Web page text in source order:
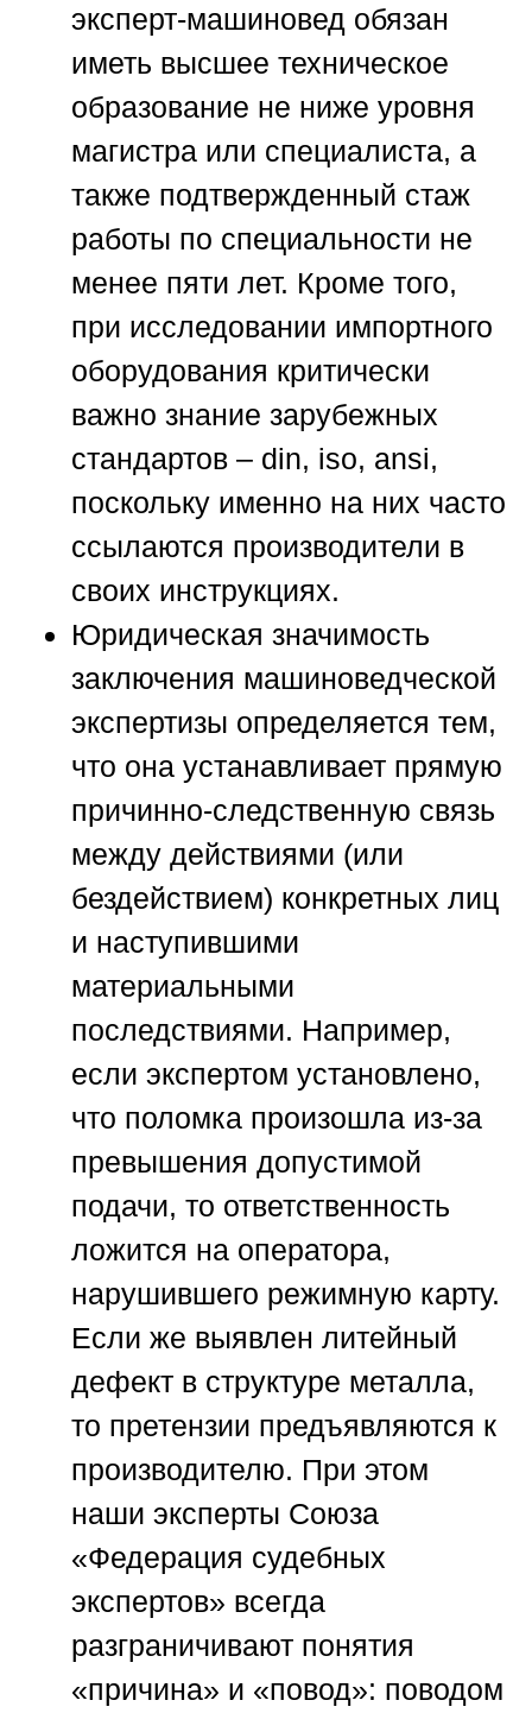
эксперт-машиновед обязан
иметь высшее техническое
образование не ниже уровня
магистра или специалиста, а
также подтвержденный стаж
работы по специальности не
менее пяти лет. Кроме того,
при исследовании импортного
оборудования критически
важно знание зарубежных
стандартов – din, iso, ansi,
поскольку именно на них часто
ссылаются производители в
своих инструкциях.
Юридическая значимость
заключения машиноведческой
экспертизы определяется тем,
что она устанавливает прямую
причинно-следственную связь
между действиями (или
бездействием) конкретных лиц
и наступившими
материальными
последствиями. Например,
если экспертом установлено,
что поломка произошла из-за
превышения допустимой
подачи, то ответственность
ложится на оператора,
нарушившего режимную карту.
Если же выявлен литейный
дефект в структуре металла,
то претензии предъявляются к
производителю. При этом
наши эксперты Союза
«Федерация судебных
экспертов» всегда
разграничивают понятия
«причина» и «повод»: поводом